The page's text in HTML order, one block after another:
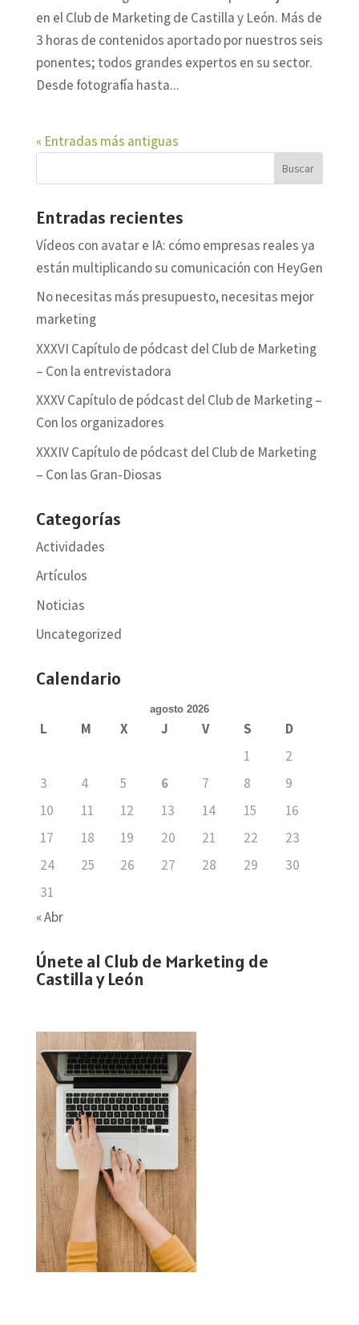
en el Club de Marketing de Castilla y León. Más de
3 horas de contenidos aportado por nuestros seis
ponentes; todos grandes expertos en su sector.
Desde fotografía hasta...
« Entradas más antiguas
Entradas recientes
Vídeos con avatar e IA: cómo empresas reales ya
están multiplicando su comunicación con HeyGen
No necesitas más presupuesto, necesitas mejor
marketing
XXXVI Capítulo de pódcast del Club de Marketing
– Con la entrevistadora
XXXV Capítulo de pódcast del Club de Marketing –
Con los organizadores
XXXIV Capítulo de pódcast del Club de Marketing
– Con las Gran-Diosas
Categorías
Actividades
Artículos
Noticias
Uncategorized
Calendario
agosto 2026
L M X J V S
D
1
2
3
4 5 6 7 8
9
10
11 12 13 14 15
16
17
18 19 20 21 22
23
24
25 26 27 28 29
30
31
« Abr
Únete al Club de Marketing de
Castilla y León